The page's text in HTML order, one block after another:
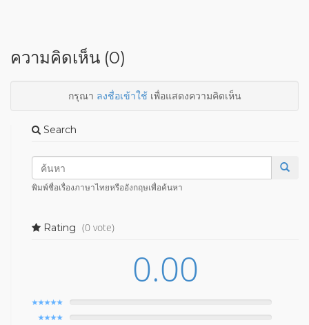
ความคิดเห็น (0)
กรุณา ลงชื่อเข้าใช้เพื่อแสดงความคิดเห็น
Search
พิมพ์ชื่อเรื่องภาษาไทยหรืออังกฤษเพื่อค้นหา
Rating (0 vote)
0.00